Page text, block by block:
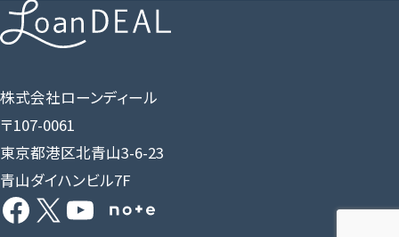
株式会社ローンディール
〒107-0061
東京都港区北青山3-6-23
青山ダイハンビル7F
Facebook
X YouTube
Share Icon